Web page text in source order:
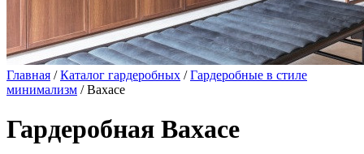
Главная /Каталог гардеробных /Гардеробные в стиле
минимализм / Вахасе
Гардеробная Вахасе